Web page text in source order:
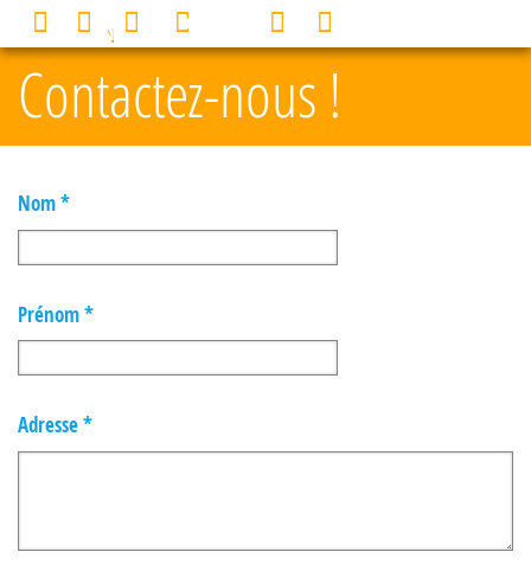
Contactez-nous !
Nom *
Prénom *
Adresse *
MENU 0
Panneau de gestion des cookies